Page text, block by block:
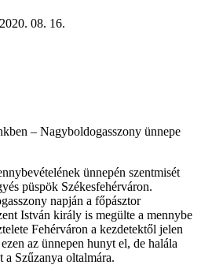
08. 16.
– Nagyboldogasszony ünnepe
ünnepén szentmisét
püspök Székesfehérváron.
napján a főpásztor
István király is megülte a mennybe
Fehérváron a kezdetektől jelen
az ünnepen hunyt el, de halála
a Szűzanya oltalmára.